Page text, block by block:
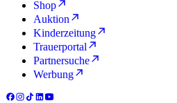
Shop
Auktion
Kinderzeitung
Trauerportal
Partnersuche
Werbung